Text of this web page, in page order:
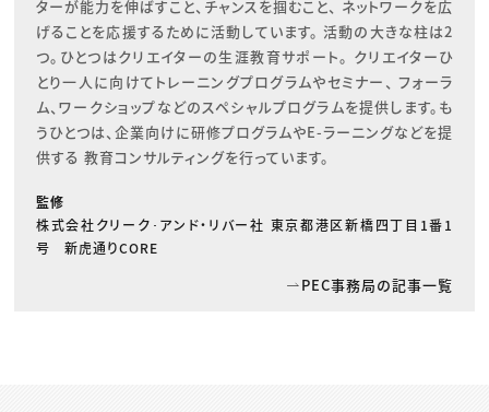
ターが能力を伸ばすこと、チャンスを掴むこと、 ネットワークを広
げることを応援するために活動しています。 活動の大きな柱は2
つ。ひとつはクリエイターの生涯教育サポート。 クリエイターひ
とり一人に向けてトレーニングプログラムやセミナー、 フォーラ
ム、ワークショップなどのスペシャルプログラムを提供します。も
うひとつは、企業向けに研修プログラムやE-ラーニングなどを提
供する 教育コンサルティングを行っています。
監修
株式会社クリーク･アンド・リバー社 東京都港区新橋四丁目1番1
号 新虎通りCORE
PEC事務局の記事一覧